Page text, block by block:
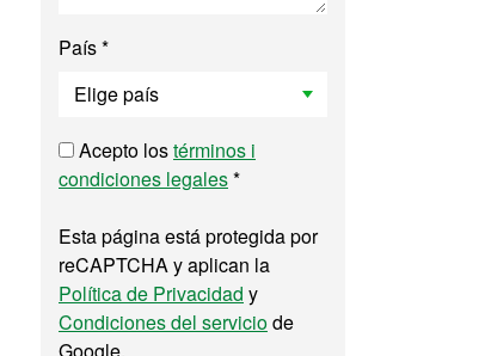
País *
Acepto lostérminos i
condiciones legales*
Esta página está protegida por
reCAPTCHA y aplican la
Política de Privacidad y
Condiciones del serviciode